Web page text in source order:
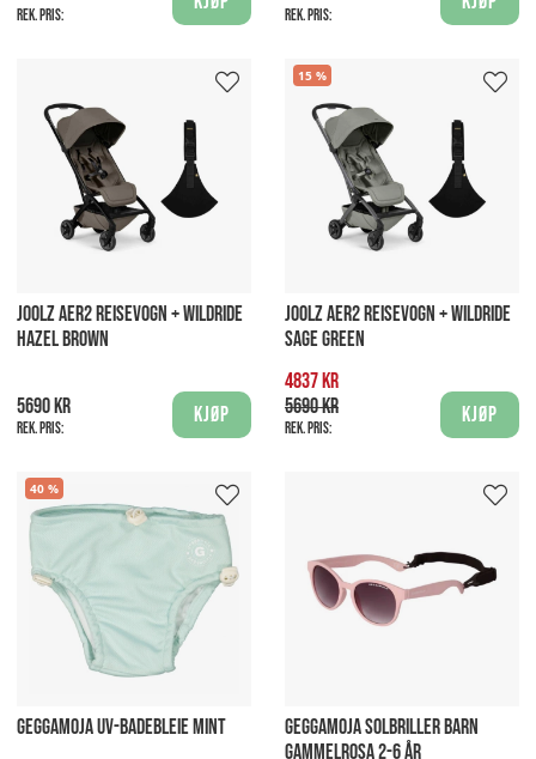
Rek. pris: Rek. pris:
JOOLZ AER2 REISEVOGN + WILDRIDE
HAZEL BROWN
5690 kr
Rek. pris:
Kjøp
15
JOOLZ AER2 REISEVOGN + WILDRIDE
SAGE GREEN
4837 kr
5690 kr
Rek. pris:
Kjøp
40
GEGGAMOJA UV-BADEBLEIE MINT
GEGGAMOJA SOLBRILLER BARN
GAMMELROSA 2-6 ÅR